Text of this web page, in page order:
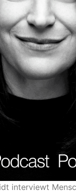
interviewt